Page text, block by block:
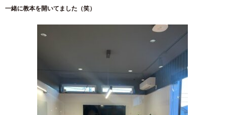
一緒に教本を開いてました（笑）